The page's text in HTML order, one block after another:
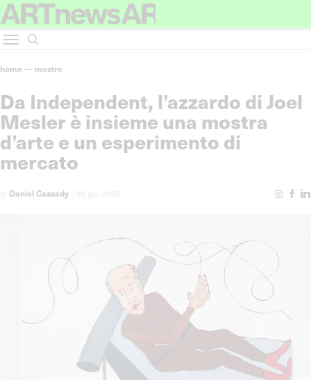
home — mostre
Da Independent, l’azzardo di Joel
Mesler è insieme una mostra
d’arte e un esperimento di
mercato
Daniel Cassady